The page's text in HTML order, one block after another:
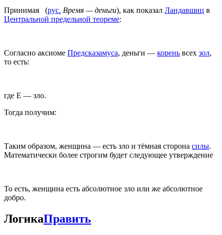
Принимая (рус. Время — деньги), как показал Ландавшиц в
Центральной предельной теореме:
Согласно аксиоме Предсказамуса, деньги — корень всех зол,
то есть:
где E — зло.
Тогда получим:
Таким образом, женщина — есть зло и тёмная сторона силы.
Математически более строгим будет следующее утверждение
То есть, женщина есть абсолютное зло или же абсолютное
добро.
ЛогикаПравить